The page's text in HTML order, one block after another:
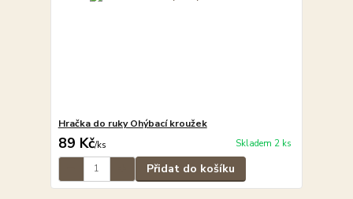
Hračka do ruky Ohýbací kroužek
89 Kč/ks Skladem 2 ks
Přidat do košíku